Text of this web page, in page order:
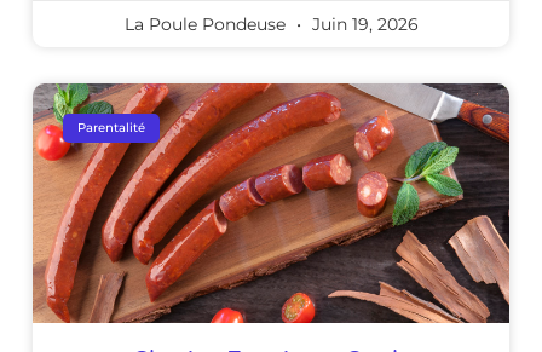
La Poule Pondeuse Juin 19, 2026
Parentalité